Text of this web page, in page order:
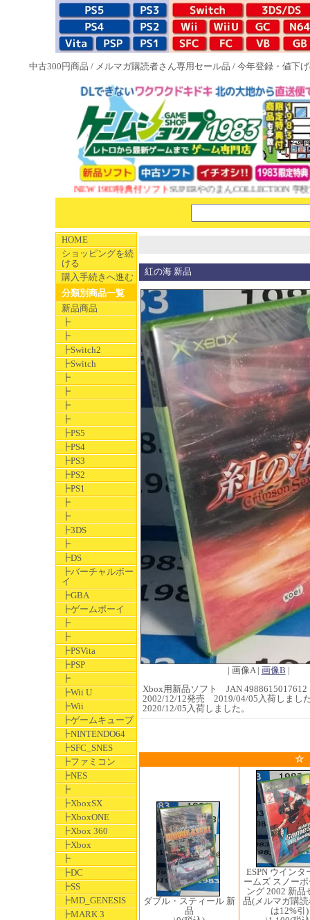
中古300円商品 / メルマガ購読者さん専用セール品 / 今年登録・値下
NEW 1983特典付ソフトSUPERやのまんCOLLECTION 学校であ
HOME
ショッピングを続
ける
購入手続きへ進む
分類別商品一覧
新品商品
┣
┣
┣Switch2
┣Switch
┣
┣
┣
┣
┣PS5
┣PS4
┣PS3
┣PS2
┣PS1
┣
┣
┣3DS
┣
┣DS
┣バーチャルボー
イ
┣GBA
┣ゲームボーイ
┣
┣
┣PSVita
┣PSP
┣
┣Wii U
┣Wii
┣ゲームキューブ
┣NINTENDO64
┣SFC_SNES
┣ファミコン
┣NES
┣
┣XboxSX
┣XboxONE
┣Xbox 360
┣Xbox
┣
┣DC
┣SS
┣MD_GENESIS
┣MARK 3
紅の海 新品
| 画像A | 画像B |
Xbox用新品ソフト JAN 4988615017612
2002/12/12発売 2019/04/05入荷しまし
2020/12/05入荷しました。
☆
ダブル・スティール 新
品
ESPN ウインタ
ームズ スノー
ング 2002 新品
品(メルマガ購
は12%引)